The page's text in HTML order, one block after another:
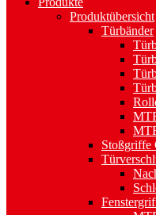
Produktübersicht
Türbänder
Stoßgriffe